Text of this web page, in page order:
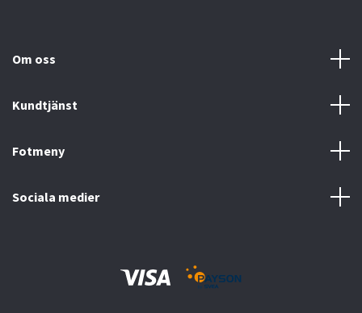
Om oss
Kundtjänst
Fotmeny
Sociala medier